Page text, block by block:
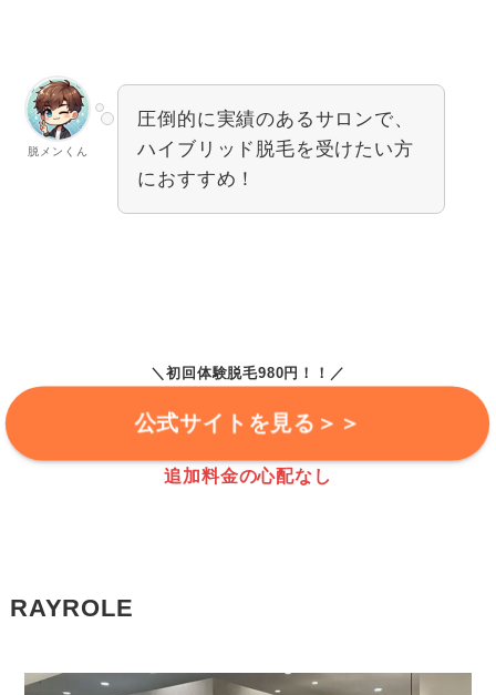
脱メンくん
圧倒的に実績のあるサロンで、
ハイブリッド脱毛を受けたい方
におすすめ！
＼初回体験脱毛980円！！／
公式サイトを見る＞＞
追加料金の心配なし
RAYROLE